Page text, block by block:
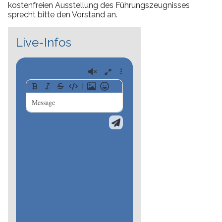
kostenfreien Ausstellung des Führungszeugnisses
sprecht bitte den Vorstand an.
Live-Infos